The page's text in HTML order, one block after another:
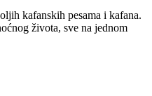
kafanskih pesama i kafana.
života, sve na jednom